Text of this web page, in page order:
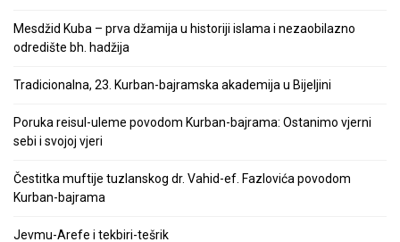
Mesdžid Kuba – prva džamija u historiji islama i nezaobilazno
odredište bh. hadžija
Tradicionalna, 23. Kurban-bajramska akademija u Bijeljini
Poruka reisul-uleme povodom Kurban-bajrama: Ostanimo vjerni
sebi i svojoj vjeri
Čestitka muftije tuzlanskog dr. Vahid-ef. Fazlovića povodom
Kurban-bajrama
Jevmu-Arefe i tekbiri-tešrik